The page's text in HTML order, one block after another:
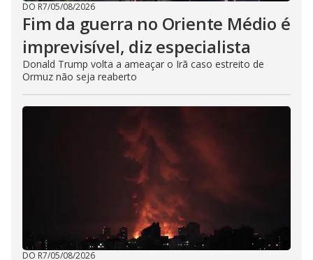
DO R7/05/08/2026
Fim da guerra no Oriente Médio é
imprevisível, diz especialista
Donald Trump volta a ameaçar o Irã caso estreito de
Ormuz não seja reaberto
DO R7/05/08/2026